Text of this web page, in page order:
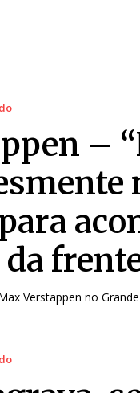
–
Verstappen no